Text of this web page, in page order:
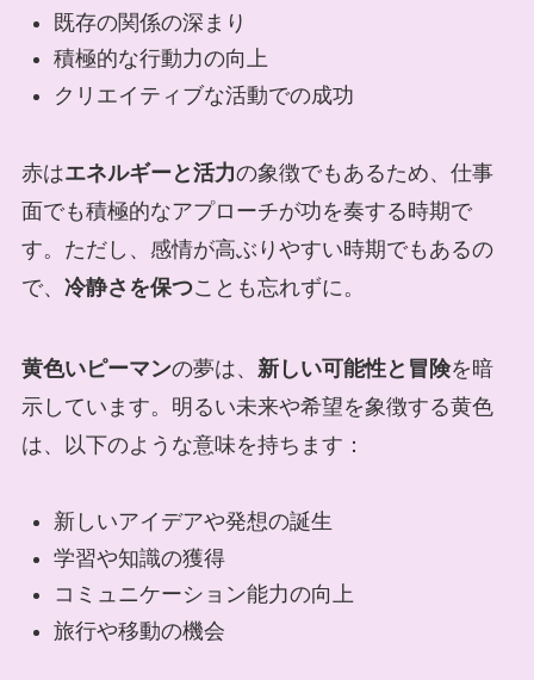
既存の関係の深まり
積極的な行動力の向上
クリエイティブな活動での成功
赤はエネルギーと活力の象徴でもあるため、仕事
面でも積極的なアプローチが功を奏する時期で
す。ただし、感情が高ぶりやすい時期でもあるの
で、 冷静さを保つことも忘れずに。
黄色いピーマンの夢は、 新しい可能性と冒険を暗
示しています。明るい未来や希望を象徴する黄色
は、以下のような意味を持ちます：
新しいアイデアや発想の誕生
学習や知識の獲得
コミュニケーション能力の向上
旅行や移動の機会